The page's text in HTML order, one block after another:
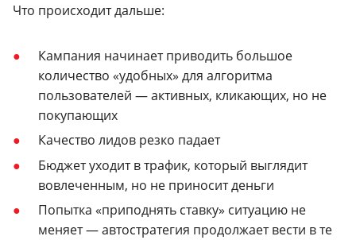
Что происходит дальше:
Кампания начинает приводить большое
количество «удобных» для алгоритма
пользователей — активных, кликающих, но не
покупающих
Качество лидов резко падает
Бюджет уходит в трафик, который выглядит
вовлеченным, но не приносит деньги
Попытка «приподнять ставку» ситуацию не
меняет — автостратегия продолжает вести в те